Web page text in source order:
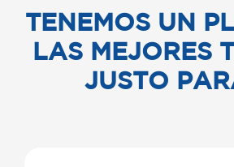
TENEMOS UN
LAS MEJORES
JUSTO